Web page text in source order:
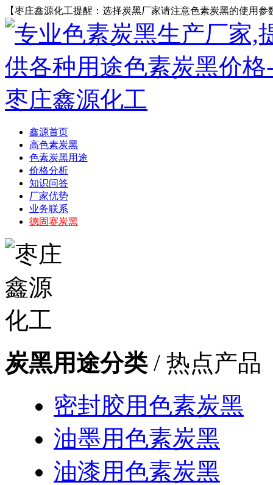
【枣庄鑫源化工提醒：选择炭黑厂家请注意色素炭黑的使用参
鑫源首页
高色素炭黑
色素炭黑用途
价格分析
知识问答
厂家优势
业务联系
德固赛炭黑
炭黑用途分类/ 热点产品
密封胶用色素炭黑
油墨用色素炭黑
油漆用色素炭黑